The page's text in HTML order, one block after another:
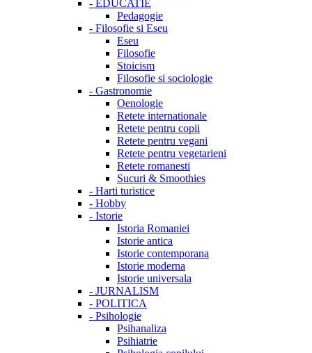
- EDUCATIE
Pedagogie
- Filosofie si Eseu
Eseu
Filosofie
Stoicism
Filosofie si sociologie
- Gastronomie
Oenologie
Retete internationale
Retete pentru copii
Retete pentru vegani
Retete pentru vegetarieni
Retete romanesti
Sucuri & Smoothies
- Harti turistice
- Hobby
- Istorie
Istoria Romaniei
Istorie antica
Istorie contemporana
Istorie moderna
Istorie universala
- JURNALISM
- POLITICA
- Psihologie
Psihanaliza
Psihiatrie